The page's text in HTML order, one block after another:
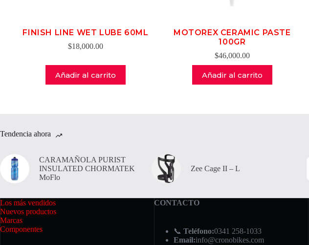
FINISH LINE WET LUBE 60ML
$18,000.00
Añadir al carrito
MOTOREX CERAMIC PASTE
100GR
$46,000.00
Añadir al carrito
Tendencia ahora
CARAMAÑOLA PURIST
INSULATED CHORMATEK
MoFlo
Zee Cage II – L
Los más vendidos
Nuevos productos
Marcas
Componentes
CONTACTO
📞 Teléfono:0341 258-1033
Email:info@cronobikes.com